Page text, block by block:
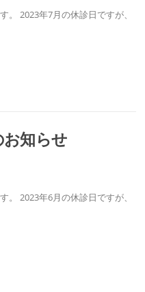
2023年7月の休診日ですが、
知らせ
2023年6月の休診日ですが、